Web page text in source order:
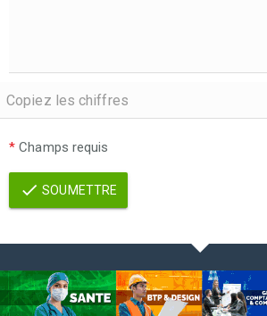
* Champs requis
SOUMETTRE